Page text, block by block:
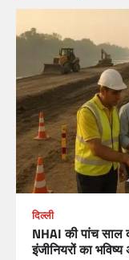
दिल्ली
NHAI की पांच साल
इंजीनियरों का